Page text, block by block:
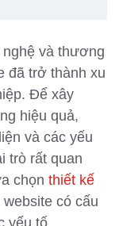
và thương
đã trở thành xu
Để xây
hiệu quả,
và các yếu
trò rất quan
chọn thiết kế
có cấu